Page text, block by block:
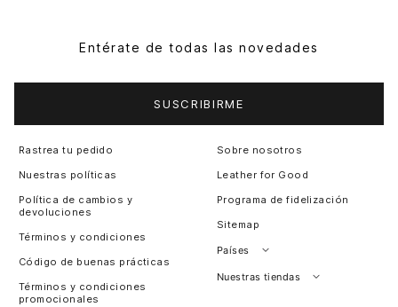
Entérate de todas las novedades
SUSCRIBIRME
Rastrea tu pedido
Nuestras políticas
Política de cambios y
devoluciones
Términos y condiciones
Código de buenas prácticas
Términos y condiciones
promocionales
Sobre nosotros
Leather for Good
Programa de fidelización
Sitemap
Países
Perú
Nuestras tiendas